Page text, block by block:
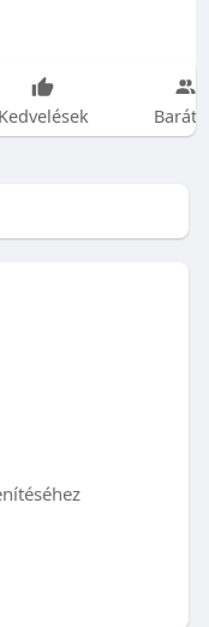
Kedvelések